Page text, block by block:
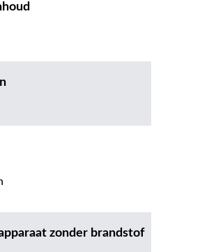
zonder brandstof